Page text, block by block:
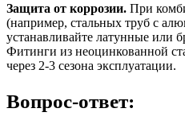
Защита от коррозии. При
(например, стальных труб с
устанавливайте латунные или
Фитинги из неоцинкованной
через 2-3 сезона эксплуатации.
Вопрос-ответ: